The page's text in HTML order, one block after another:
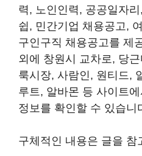
력, 노인인력, 공공일자
쉽, 민간기업 채용공고,
구인구직 채용공고를 제
외에 창원시 교차로, 당
룩시장, 사람인, 원티드,
루트, 알바몬 등 사이트
정보를 확인할 수 있습니
구체적인 내용은 글을 참